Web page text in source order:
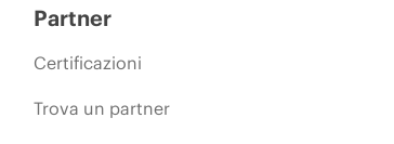
Partner
Certificazioni
Trova un partner